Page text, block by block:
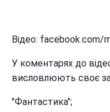
Відео: facebook.com/
У коментарях до
висловлюють своє
"Фантастика";